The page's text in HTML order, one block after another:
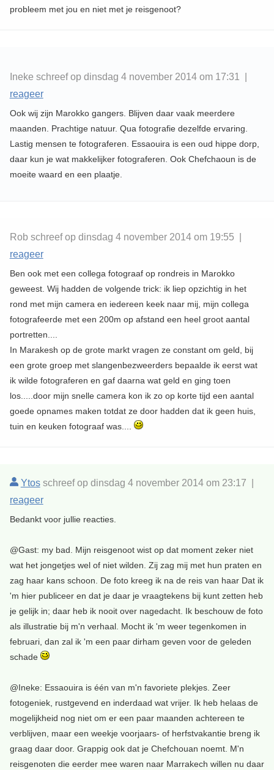
probleem met jou en niet met je reisgenoot?
Ineke schreef op dinsdag 4 november 2014 om 17:31 |
reageer
Ook wij zijn Marokko gangers. Blijven daar vaak meerdere
maanden. Prachtige natuur. Qua fotografie dezelfde ervaring.
Lastig mensen te fotograferen. Essaouira is een oud hippe dorp,
daar kun je wat makkelijker fotograferen. Ook Chefchaoun is de
moeite waard en een plaatje.
Rob schreef op dinsdag 4 november 2014 om 19:55 |
reageer
Ben ook met een collega fotograaf op rondreis in Marokko
geweest. Wij hadden de volgende trick: ik liep opzichtig in het
rond met mijn camera en iedereen keek naar mij, mijn collega
fotografeerde met een 200m op afstand een heel groot aantal
portretten....
In Marakesh op de grote markt vragen ze constant om geld, bij
een grote groep met slangenbezweerders bepaalde ik eerst wat
ik wilde fotograferen en gaf daarna wat geld en ging toen
los.....door mijn snelle camera kon ik zo op korte tijd een aantal
goede opnames maken totdat ze door hadden dat ik geen huis,
tuin en keuken fotograaf was....
Ytosschreef op dinsdag 4 november 2014 om 23:17 |
reageer
Bedankt voor jullie reacties.
@Gast: my bad. Mijn reisgenoot wist op dat moment zeker niet
wat het jongetjes wel of niet wilden. Zij zag mij met hun praten en
zag haar kans schoon. De foto kreeg ik na de reis van haar Dat ik
'm hier publiceer en dat je daar je vraagtekens bij kunt zetten heb
je gelijk in; daar heb ik nooit over nagedacht. Ik beschouw de foto
als illustratie bij m'n verhaal. Mocht ik 'm weer tegenkomen in
februari, dan zal ik 'm een paar dirham geven voor de geleden
schade
@Ineke: Essaouira is één van m'n favoriete plekjes. Zeer
fotogeniek, rustgevend en inderdaad wat vrijer. Ik heb helaas de
mogelijkheid nog niet om er een paar maanden achtereen te
verblijven, maar een weekje voorjaars- of herfstvakantie breng ik
graag daar door. Grappig ook dat je Chefchouan noemt. M'n
reisgenoten die eerder mee waren naar Marrakech willen nu daar